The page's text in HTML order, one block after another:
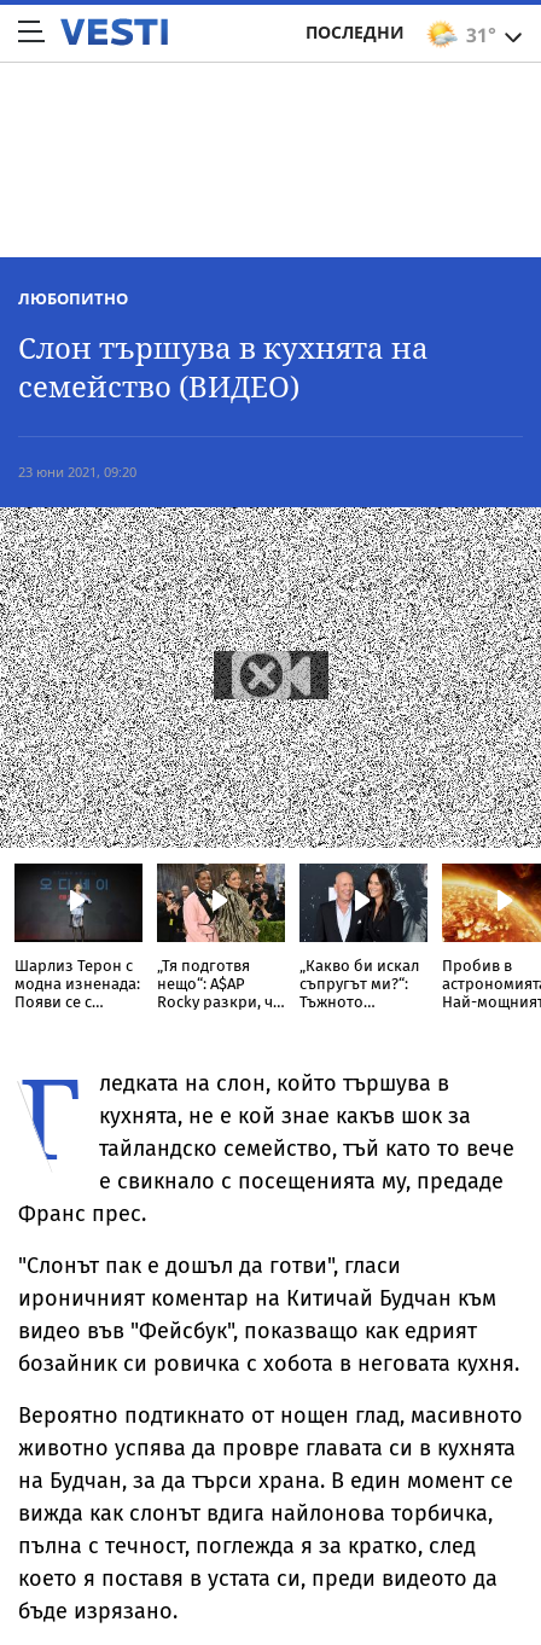
31°
ПОСЛЕДНИ
ЛЮБОПИТНО
Слон тършува в кухнята на
семейство (ВИДЕО)
23 юни 2021, 09:20
Шарлиз Терон с
модна изненада:
Появи се с
„Тя подготвя
нещо“: A$AP
Rocky разкри, че
„Какво би искал
съпругът ми?“:
Тъжното
юбилея ѝ
Пробив в
Най-
Г
ледката на слон, който тършува в
кухнята, не е кой знае какъв шок за
тайландско семейство, тъй като то вече
е свикнало с посещенията му, предаде
Франс прес.
"Слонът пак е дошъл да готви", гласи
ироничният коментар на Китичай Будчан към
видео във "Фейсбук", показващо как едрият
бозайник си ровичка с хобота в неговата кухня.
Вероятно подтикнато от нощен глад, масивното
животно успява да провре главата си в кухнята
на Будчан, за да търси храна. В един момент се
вижда как слонът вдига найлонова торбичка,
пълна с течност, поглежда я за кратко, след
което я поставя в устата си, преди видеото да
бъде изрязано.